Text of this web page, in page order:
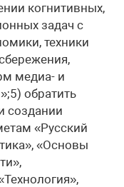
когнитивных,
задач с
техники
медиа- и
обратить
создании
«Русский
«Основы